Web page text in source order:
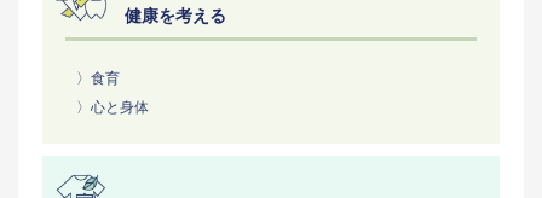
健康を考える
〉食育
〉心と身体